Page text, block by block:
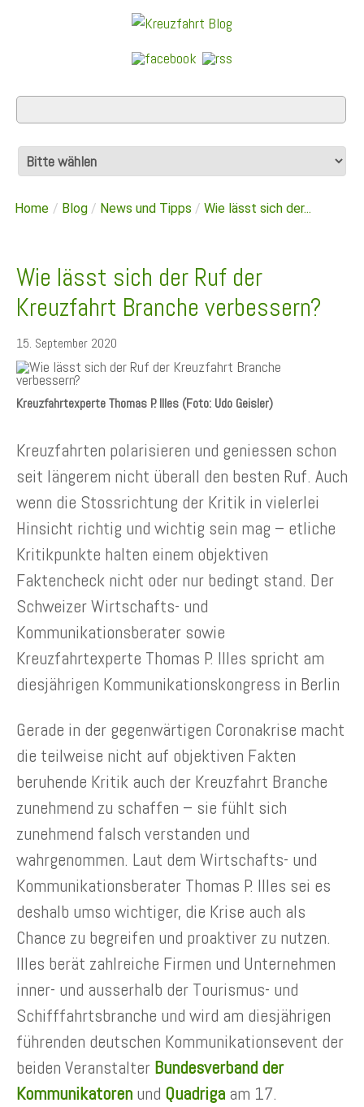
Home / Blog / News und Tipps / Wie lässt sich der...
Wie lässt sich der Ruf der
Kreuzfahrt Branche verbessern?
15. September 2020
Kreuzfahrtexperte Thomas P. Illes (Foto: Udo Geisler)
Kreuzfahrten polarisieren und geniessen schon
seit längerem nicht überall den besten Ruf. Auch
wenn die Stossrichtung der Kritik in vielerlei
Hinsicht richtig und wichtig sein mag – etliche
Kritikpunkte halten einem objektiven
Faktencheck nicht oder nur bedingt stand. Der
Schweizer Wirtschafts- und
Kommunikationsberater sowie
Kreuzfahrtexperte Thomas P. Illes spricht am
diesjährigen Kommunikationskongress in Berlin
Gerade in der gegenwärtigen Coronakrise macht
die teilweise nicht auf objektiven Fakten
beruhende Kritik auch der Kreuzfahrt Branche
zunehmend zu schaffen – sie fühlt sich
zunehmend falsch verstanden und
wahrgenommen. Laut dem Wirtschafts- und
Kommunikationsberater Thomas P. Illes sei es
deshalb umso wichtiger, die Krise auch als
Chance zu begreifen und proaktiver zu nutzen.
Illes berät zahlreiche Firmen und Unternehmen
inner- und ausserhalb der Tourismus- und
Schifffahrtsbranche und wird am diesjährigen
führenden deutschen Kommunikationsevent der
beiden Veranstalter Bundesverband der
Kommunikatoren und Quadriga am 17.